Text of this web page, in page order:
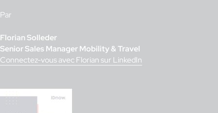
Par
Florian Solleder
Senior Sales Manager Mobility & Travel
Connectez-vous avec Florian sur LinkedIn